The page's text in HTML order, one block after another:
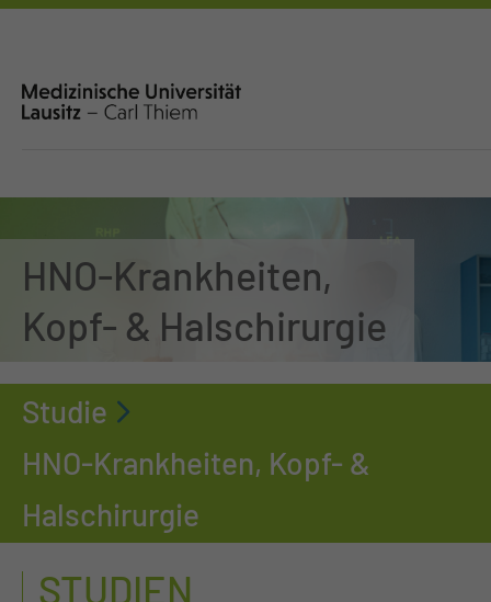
HNO-Krankheiten,
Kopf- & Halschirurgie
Studie
HNO-Krankheiten, Kopf- &
Halschirurgie
STUDIEN